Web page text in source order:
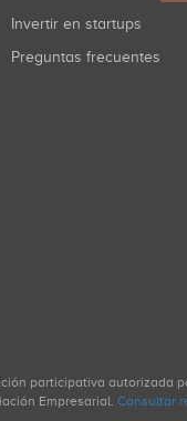
Invertir en startups
Preguntas frecuentes
participativa autorizada
Empresarial. Consultar